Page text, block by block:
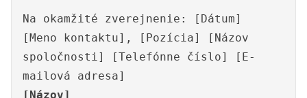
Na okamžité zverejnenie: [Dátum]
[Meno kontaktu], [Pozícia] [Názov
spoločnosti] [Telefónne číslo] [E-
mailová adresa]
[Názov]